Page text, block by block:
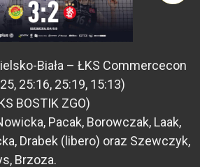
Biała – ŁKS Commercecon
25:16, 25:19, 15:13)
BOSTIK ZGO)
Pacak, Borowczak, Laak,
Drabek (libero) oraz Szewczyk,
Brzoza.